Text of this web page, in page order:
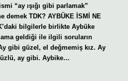
“ay ışığı gibi parlamak”
demek TDK? AYBÜKE İSMİ NE
bilgilerle birlikte Aybüke
geldiği ile ilgili soruların
gibi güzel, el değmemiş kız. Ay
ay gibi. Aybike…